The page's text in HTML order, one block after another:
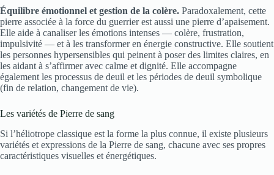
Équilibre émotionnel et gestion de la colère. Paradoxalement, cette
pierre associée à la force du guerrier est aussi une pierre d’apaisement.
Elle aide à canaliser les émotions intenses — colère, frustration,
impulsivité — et à les transformer en énergie constructive. Elle soutient
les personnes hypersensibles qui peinent à poser des limites claires, en
les aidant à s’affirmer avec calme et dignité. Elle accompagne
également les processus de deuil et les périodes de deuil symbolique
(fin de relation, changement de vie).
Les variétés de Pierre de sang
Si l’héliotrope classique est la forme la plus connue, il existe plusieurs
variétés et expressions de la Pierre de sang, chacune avec ses propres
caractéristiques visuelles et énergétiques.